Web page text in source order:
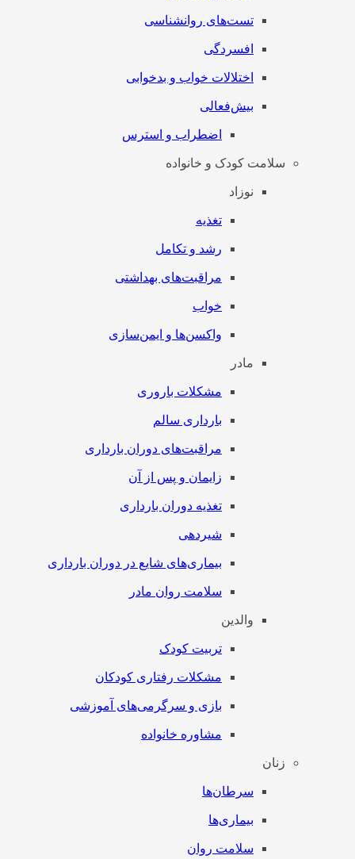
تست‌های روانشناسی
افسردگی
اختلالات خواب و بدخوابی
بیش‌فعالی
اضطراب و استرس
سلامت کودک و خانواده
نوزاد
تغذیه
رشد و تکامل
مراقبت‌های بهداشتی
خواب
واکسن‌ها و ایمن‌سازی
مادر
مشکلات باروری
بارداری سالم
مراقبت‌های دوران بارداری
زایمان و پس از آن
تغذیه دوران بارداری
شیردهی
بیماری‌های شایع در دوران بارداری
سلامت روان مادر
والدین
تربیت کودک
مشکلات رفتاری کودکان
بازی و سرگرمی‌های آموزشی
مشاوره خانواده
زنان
سرطان‌‌ها
بیماری‌ها
سلامت روان